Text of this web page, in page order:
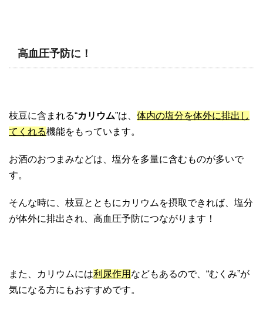
高血圧予防に！
枝豆に含まれる“カリウム”は、 体内の塩分を体外に排出し
てくれる機能をもっています。
お酒のおつまみなどは、塩分を多量に含むものが多いで
す。
そんな時に、枝豆とともにカリウムを摂取できれば、塩分
が体外に排出され、高血圧予防につながります！
また、カリウムには利尿作用 などもあるので、“むくみ”が
気になる方にもおすすめです。